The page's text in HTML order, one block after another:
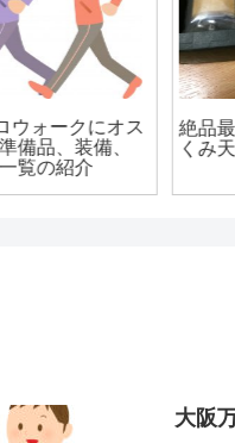
絶品最中たねやの「ふ
くみ天平」
大阪